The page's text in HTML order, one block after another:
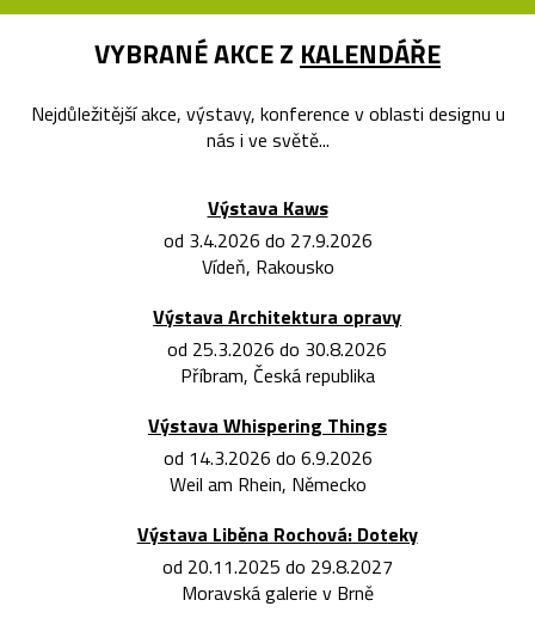
VYBRANÉ AKCE Z KALENDÁŘE
Nejdůležitější akce, výstavy, konference v oblasti designu u
nás i ve světě...
Výstava Kaws
od 3.4.2026 do 27.9.2026
Vídeň, Rakousko
Výstava Architektura opravy
od 25.3.2026 do 30.8.2026
Příbram, Česká republika
Výstava Whispering Things
od 14.3.2026 do 6.9.2026
Weil am Rhein, Německo
Výstava Liběna Rochová: Doteky
od 20.11.2025 do 29.8.2027
Moravská galerie v Brně